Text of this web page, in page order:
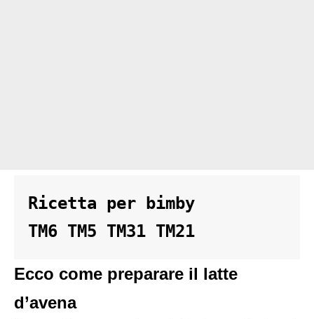
Ricetta per bimby
TM6 TM5 TM31 TM21
Ecco come preparare il latte
d’avena